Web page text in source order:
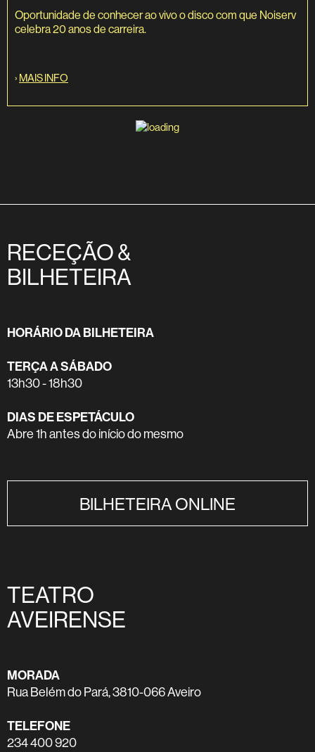
Oportunidade de conhecer ao vivo o disco com que Noiserv
celebra 20 anos de carreira.
› MAIS INFO
RECEÇÃO &
BILHETEIRA
HORÁRIO DA BILHETEIRA
TERÇA A SÁBADO
13h30 - 18h30
DIAS DE ESPETÁCULO
Abre 1h antes do início do mesmo
BILHETEIRA ONLINE
TEATRO
AVEIRENSE
MORADA
Rua Belém do Pará, 3810-066 Aveiro
TELEFONE
234 400 920